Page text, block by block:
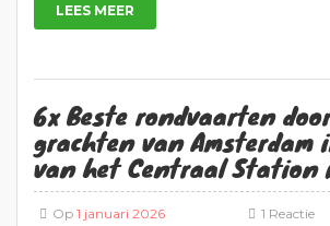
LEES MEER
6x Beste rondvaarten
grachten van Amsterdam
van het Centraal Station
Op 1 januari 2026
1 Reactie